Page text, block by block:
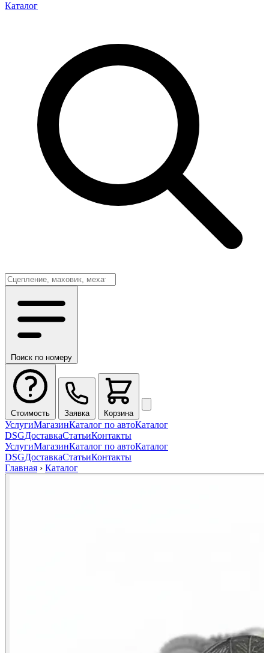
Каталог
Поиск по номеру
Стоимость Заявка Корзина
УслугиМагазинКаталог по автоКаталог
DSGДоставкаСтатьиКонтакты
УслугиМагазинКаталог по автоКаталог
DSGДоставкаСтатьиКонтакты
Главная › Каталог